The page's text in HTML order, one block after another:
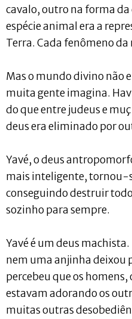
cavalo, outro na forma
espécie animal era a
Terra. Cada fenômeno
Mas o mundo divino não
muita gente imagina.
do que entre judeus e
deus era eliminado por
Yavé, o deus
mais inteligente, tornou-
conseguindo destruir
sozinho para sempre.
Yavé é um deus
nem uma anjinha deixou
percebeu que os homens,
estavam adorando os
muitas outras